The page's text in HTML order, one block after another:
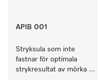
APIB 001
Stryksula som inte
fastnar för optimala
strykresultat av mörka